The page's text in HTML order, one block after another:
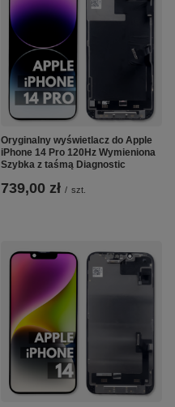
Oryginalny wyświetlacz do Apple
iPhone 14 Pro 120Hz Wymieniona
Szybka z taśmą Diagnostic
739,00 zł / szt.